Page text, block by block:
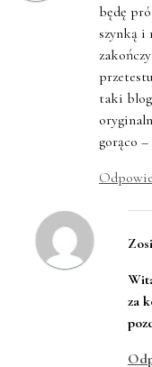
będę
szynką i
taki
gorąco
za